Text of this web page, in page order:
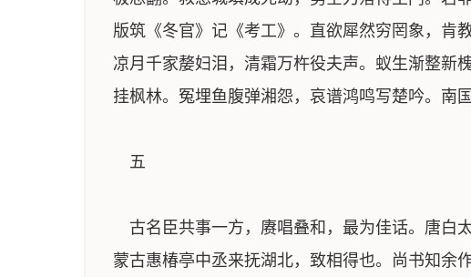
版筑《冬官》记《考工》。直欲犀然穷罔象，肯
凉月千家嫠妇泪，清霜万杵役夫声。蚁生渐整新
挂枫林。冤埋鱼腹弹湘怨，哀谱鸿鸣写楚吟。南
五
古名臣共事一方，赓唱叠和，最为佳话。唐白
蒙古惠椿亭中丞来抚湖北，致相得也。尚书知余